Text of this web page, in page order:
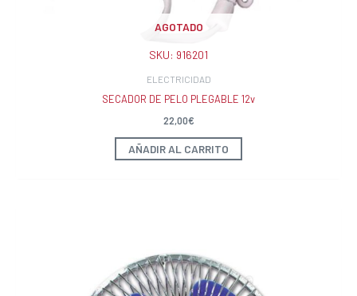
AGOTADO
SKU: 916201
ELECTRICIDAD
SECADOR DE PELO PLEGABLE 12v
22,00€
AÑADIR AL CARRITO